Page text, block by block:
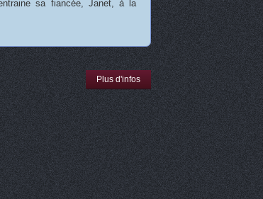
sa fiancée, Janet, à la
Plus d'infos